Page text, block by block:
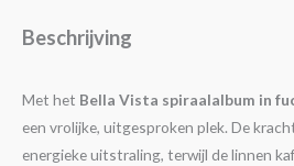
Beschrijving
Met het Bella Vista spiraalalbum in
een vrolijke, uitgesproken plek. De
energieke uitstraling, terwijl de linnen